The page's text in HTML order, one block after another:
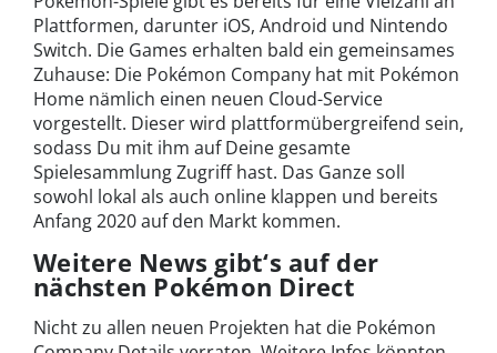
Plattformen, darunter iOS, Android und Nintendo
Switch. Die Games erhalten bald ein gemeinsames
Zuhause: Die Pokémon Company hat mit Pokémon
Home nämlich einen neuen Cloud-Service
vorgestellt. Dieser wird plattformübergreifend sein,
sodass Du mit ihm auf Deine gesamte
Spielesammlung Zugriff hast. Das Ganze soll
sowohl lokal als auch online klappen und bereits
Anfang 2020 auf den Markt kommen.
Weitere News gibt‘s auf der
nächsten Pokémon Direct
Nicht zu allen neuen Projekten hat die Pokémon